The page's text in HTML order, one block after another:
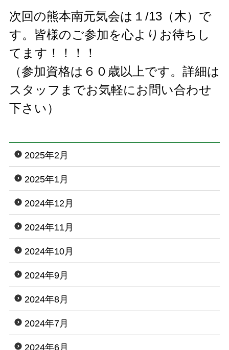
次回の熊本南元気会は１/13（木）で
す。皆様のご参加を心よりお待ちし
てます！！！！
（参加資格は６０歳以上です。詳細は
スタッフまでお気軽にお問い合わせ
下さい）
2025年2月
2025年1月
2024年12月
2024年11月
2024年10月
2024年9月
2024年8月
2024年7月
2024年6月
利用規約
サイトマップ
プライバシーポリシー